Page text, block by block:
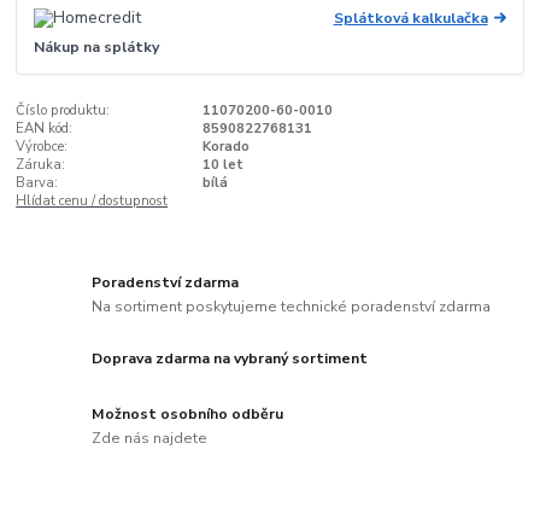
Splátková kalkulačka
Nákup na splátky
Číslo produktu:
11070200-60-0010
EAN kód:
8590822768131
Výrobce:
Korado
Záruka:
10 let
Barva:
bílá
Hlídat cenu / dostupnost
Poradenství zdarma
Na sortiment poskytujeme technické poradenství zdarma
Doprava zdarma na vybraný sortiment
Možnost osobního odběru
Zde nás najdete